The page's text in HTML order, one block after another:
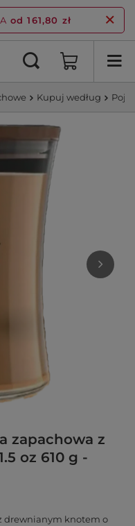
od 161,80 zł
Kupuj według
zapachowa z
oz 610 g -
drewnianym knotem o